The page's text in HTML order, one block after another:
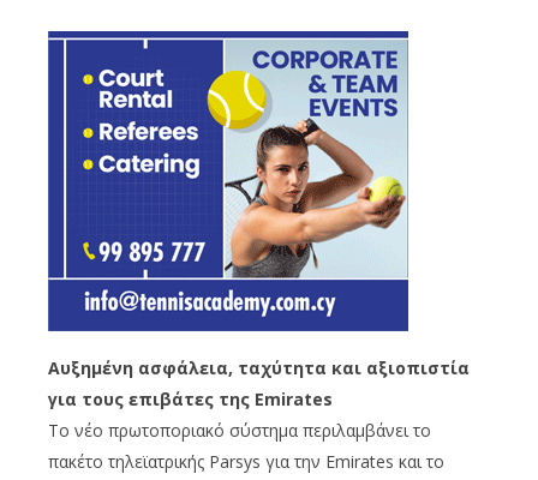
Αυξημένη ασφάλεια, ταχύτητα και αξιοπιστία
για τους επιβάτες της Emirates
To νέο πρωτοποριακό σύστημα περιλαμβάνει το
πακέτο τηλεϊατρικής Parsys για την Emirates και το